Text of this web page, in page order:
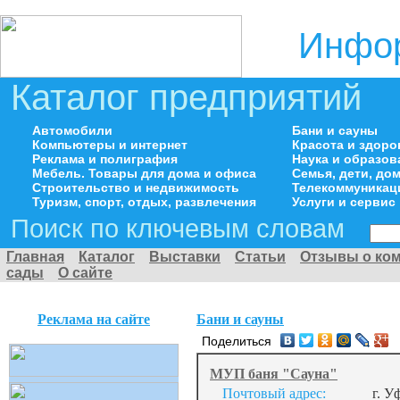
Каталог предприятий
Автомобили
Компьютеры и интернет
Реклама и полиграфия
Мебель. Товары для дома и офиса
Строительство и недвижимость
Туризм, спорт, отдых, развлечения
Бани и сауны
Красота и
Наука и
Семья, дети,
Услуги и сервис
Поиск по ключевым словам
Главная Каталог Выставки Статьи
Отзывы о
сады
О сайте
Реклама на сайте Бани и сауны
Поделиться
МУП баня "Сауна"
Почтовый адрес:
г.